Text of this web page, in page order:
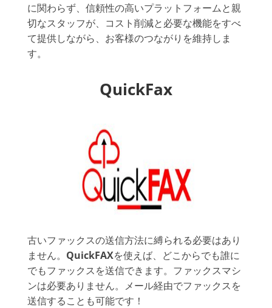
に関わらず、信頼性の高いプラットフォームと親
切なスタッフが、コスト削減と必要な機能をすべ
て提供しながら、お客様のつながりを維持しま
す。
QuickFax
古いファックスの送信方法に縛られる必要はあり
ません。 QuickFAXを使えば、どこからでも誰に
でもファックスを送信できます。ファックスマシ
ンは必要ありません。メール経由でファックスを
送信することも可能です！